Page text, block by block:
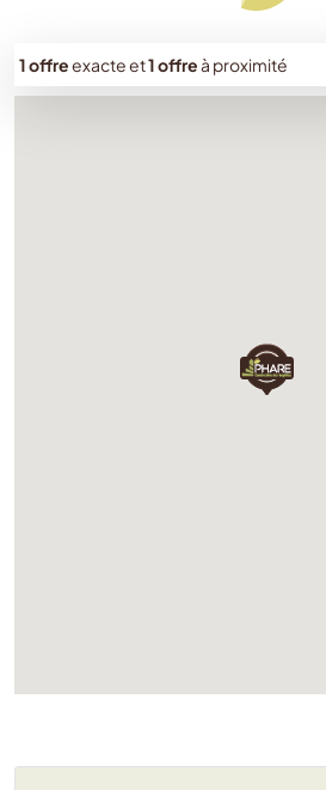
1 offreexacteet1 offreà proximité
Chargement...